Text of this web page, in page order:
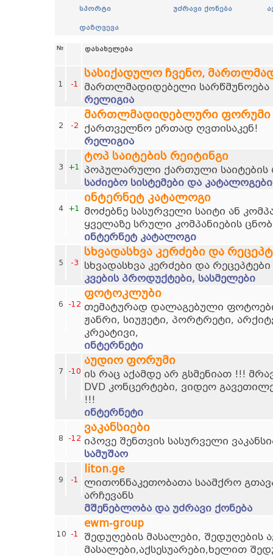
სპორტი უძრავი ქონება
დაზღვევა
№ დასახელება
1 -1
სასიქადულო ჩვენო,
მართლმადიდებელი სარწმუნოება
რელიგია
2 -2
მართლმადიდებლური ფორუმი
ქართველნო ერთად ღვთისაკენ!
რელიგია
3 +1
ტოპ საიტების რეიტინგი
პოპულარული ქართული საიტების
საძიებო სისტემები და კატალოგები
4 +1
ინტერნეტ კატალოგი
მოძებნე სასურველი საიტი ან
ყველაზე სრული კომპანიების
ინტერნეტ კატალოგი
5 -3
სხვადასხვა კერძები და
სხვადასხვა კერძები და რეცეპტები
კვების პროდუქტები, სასმელები
6 -12
ფოტოკლუბი
თემატურად დალაგებული
ჟანრი, სიუჟეტი, პორტრეტი,
კრეატივი,
ინტერნეტი
7 -10
აუდიო ფორუმი
ის რაც აქამდე არ გსმენიათ !!!
DVD კონცერტები, ვიდეო
!!!
ინტერნეტი
8 -12
ვაკანსიები
იპოვე შენთვის სასურველი
სამუშაო
9 -1
liton.ge
ლითონნაკეთობათა საამქრო
არჩევანს
მშენებლობა და უძრავი ქონება
10 -1
ewm-group
შედუღების მასალები, შედუღების
მასალები,აქსესუარები,ხელით